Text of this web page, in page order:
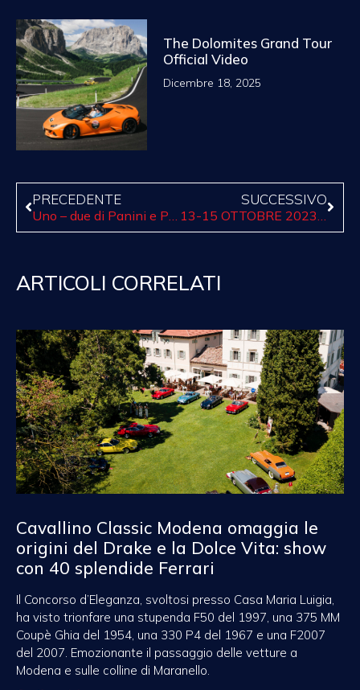
The Dolomites Grand Tour
Official Video
Dicembre 18, 2025
PRECEDENTE SUCCESSIVO
ARTICOLI CORRELATI
Cavallino Classic Modena omaggia le
origini del Drake e la Dolce Vita: show
con 40 splendide Ferrari
Il Concorso d’Eleganza, svoltosi presso Casa Maria Luigia,
ha visto trionfare una stupenda F50 del 1997, una 375 MM
Coupè Ghia del 1954, una 330 P4 del 1967 e una F2007
del 2007. Emozionante il passaggio delle vetture a
Modena e sulle colline di Maranello.